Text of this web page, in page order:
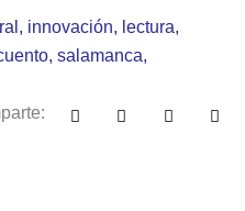
, innovación, lectura,
, salamanca,